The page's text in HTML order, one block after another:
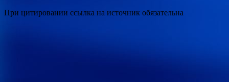
При цитировании ссылка на источник обязательна